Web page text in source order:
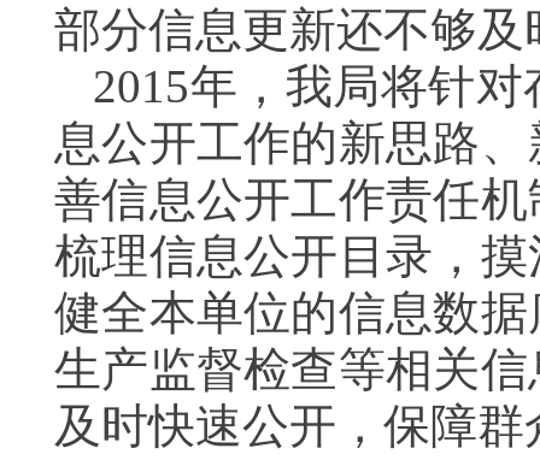
部分信息更新还不够及
2015年，我局将针
息公开工作的新思路
善信息公开工作责任
梳理信息公开目录，
健全本单位的信息数
生产监督检查等相关
及时快速公开，保障